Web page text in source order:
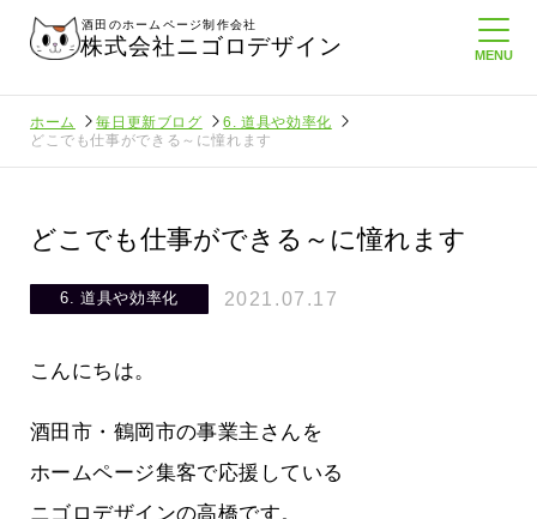
酒田のホームページ制作会社
株式会社ニゴロデザイン
ホーム 毎日更新ブログ
6. 道具や効率化
どこでも仕事ができる～に憧れます
どこでも仕事ができる～に憧れます
6. 道具や効率化 2021.07.17
こんにちは。
酒田市・鶴岡市の事業主さんを
ホームページ集客で応援している
ニゴロデザインの高橋です。